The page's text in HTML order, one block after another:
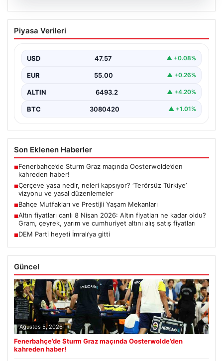
Çerçeve yasa nedir, neleri kapsıyor?
‘Terörsüz Türkiye’ vizyonu ve yasal
Hukuk ve yasama alanında sıkça karşılaşılan önemli
Piyasa Verileri
USD 47.57 ▲ +0.08%
EUR 55.00 ▲ +0.26%
ALTIN 6493.2 ▲ +4.20%
BTC 3080420 ▲ +1.01%
Son Eklenen Haberler
■Fenerbahçe’de Sturm Graz maçında Oosterwolde’den
kahreden haber!
■Çerçeve yasa nedir, neleri kapsıyor? ‘Terörsüz Türkiye’
vizyonu ve yasal düzenlemeler
■Bahçe Mutfakları ve Prestijli Yaşam Mekanları
■Altın fiyatları canlı 8 Nisan 2026: Altın fiyatları ne kadar oldu?
Gram, çeyrek, yarım ve cumhuriyet altını alış satış fiyatları
■DEM Parti heyeti İmralı’ya gitti
Güncel
Ağustos 5, 2026
Fenerbahçe’de Sturm Graz maçında Oosterwolde’den
kahreden haber!